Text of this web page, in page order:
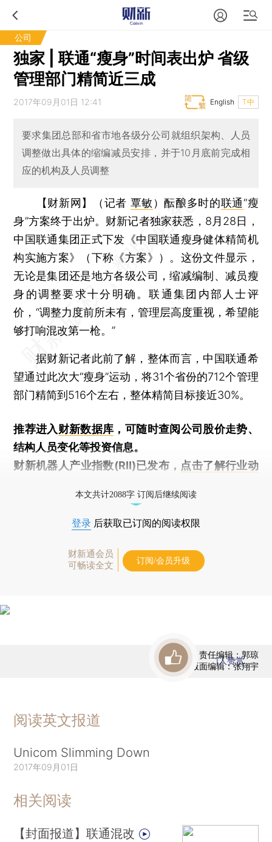
公司
独家 | 联通“瘦身”时间表出炉 省级
管理部门精简近三成
2017年09月01日 12:41 T中
English
要求集团总部和省市地各级分公司就组织架构、人员
调整做出具体的缩编减员安排，并于10月底前完成相
应的机构及人员调整
【财新网】（记者 覃敏 ）酝酿多时的联通“瘦
身”方案终于出炉。财新记者独家获悉，8月28日，
中国联通集团正式下发《中国联通瘦身健体精简机
构实施方案》（下称《方案》）。这份文件显示，
无论是集团还是地方各级公司，缩减编制、减员瘦
身的调整要求十分明确。联通集团内部人士评
价，“调整力度前所未有，管理层高度重视，希望能
够打响混改第一枪。”
据财新记者此前了解，整体而言，中国联通希
望通过此次大“瘦身”运动，将31个省份的712个管理
部门精简到516个左右，整体精简目标接近30%。
推荐进入财新数据库 ，可随时查阅公司股价走势、
结构人员变化等投资信息。
财新机器人产业指数(RII)已发布， 点击了解行业动
本文共计2088字 订阅后继续阅读
登录 后获取已订阅的阅读权限
财新通会员
可畅读全文
订阅/会员升级
责任编辑：郭琼
版面编辑：张翔宇
1人赞赏
阅读英文报道
Unicom Slimming Down
2017年09月01日
相关阅读
【封面报道】联通混改